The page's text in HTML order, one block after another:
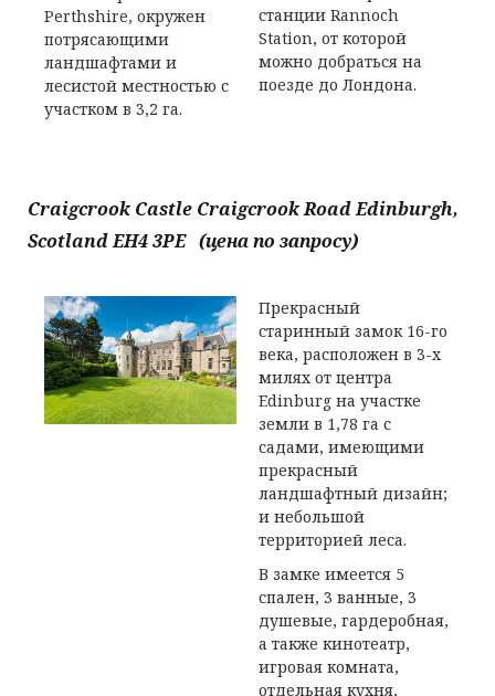
Perthshire, окружен
потрясающими
ландшафтами и
лесистой местностью с
участком в 3,2 га.
станции Rannoch
Station, от которой
можно добраться на
поезде до Лондона.
Craigcrook Castle Craigcrook Road Edinburgh,
Scotland EH4 3PE (цена по запросу)
Прекрасный
старинный замок 16-го
века, расположен в 3-х
милях от центра
Edinburg на участке
земли в 1,78 га с
садами, имеющими
прекрасный
ландшафтный дизайн;
и небольшой
территорией леса.
В замке имеется 5
спален, 3 ванные, 3
душевые, гардеробная,
а также кинотеатр,
игровая комната,
отдельная кухня,